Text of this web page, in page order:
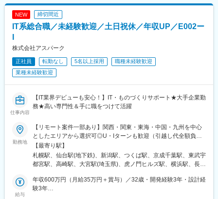
宮駅、三条駅(京都府)、五条駅(京都市営)、蒲生四丁目駅、なにわ
橋駅、溜池山王駅、大森海岸駅
府)、赤坂駅(東京都)、大宮駅(埼玉県)、長津田駅、相模大野駅、四
ツ谷駅、大森駅(東京都)、武蔵小杉駅、東池袋駅、櫛田神社前駅、
祇園駅(福岡県)、丸の内駅(愛知県)、東別院駅、大阪阿部野橋駅、
四ツ橋駅、大阪難波駅、高津駅(神奈川県)、青井駅、西早稲田駅、
館駅前駅、津軽五所川原駅、あおば通駅、曽根田駅、工機前駅、
宇都宮駅東口駅、今市駅、中央前橋駅、西桐生駅、北朝霞駅、池
ノ上駅、蓮沼駅、西葛西駅、牛田駅(東京都)、板橋区役所前駅、京
王八王子駅、北品川駅、赤羽岩淵駅、新宿駅(東京メトロ)、不動前
京成千葉駅、北習志野駅、野田市駅、京成成田駅、仲ノ町駅、逸
見駅、新高島駅、京急川崎駅、北茅ケ崎駅、和田塚駅、入谷駅(神
沢駅、新浜松駅、新静岡駅、新豊橋駅、近鉄名古屋駅、尾張一宮
駅、名鉄岐阜駅、名電各務原駅、新可児駅、ＪＲ河内永和駅、大
阪梅田駅(阪急線)、九条駅(京都府)、田中口駅、山陽姫路駅、西宮
駅、山陽明石駅、ハーバーランド駅、宝塚南口駅、新伊丹駅、芦
屋川駅、上栄町駅、倉敷駅、岡山駅前駅、西鉄福岡駅、鹿児島駅
筋本町駅、宮之阪駅、三ノ宮駅、ハーブ園山麓駅、塚口駅(阪急
線)、摂津本山駅、山科駅、祇園四条駅、四条駅(京都市営)、桜坂
県)、丸の内駅(愛知県)、戸部駅、鶴見小野駅、三ツ沢下町駅、山
手駅、井土ケ谷駅、上永谷駅、和田町駅、鶴ケ峰駅、戸塚駅、赤
羽駅、峰駅、陸前落合駅、センター南駅、北四番丁駅、稲永駅、
み野駅、小俣駅(栃木県)、新前橋駅、群馬藤岡駅、本庄駅、垂井
駅、松江駅、伊賀屋駅、弥生が丘駅、宮崎駅、南鹿児島駅、さっ
ぽろ駅、青葉通一番町駅、千葉駅、虎ノ門駅、神奈川駅、市役所
神戸三宮駅(阪神)、姫路駅、岡山駅前駅、胡町駅、高松築港駅、天
神南駅、辛島町駅、南公園駅、湊川駅、小路駅、常盤駅(岡山県)、
(地下鉄)、六本木一丁目駅、ＪＲ難波駅、観月橋駅、海老江駅、中
之島駅、なにわ橋駅、甘木駅(甘木鉄道線)、住之江公園駅、上前津
駅、久屋大通駅、平沼橋駅、国道駅、蒔田駅、赤羽岩淵駅、セン
ター北駅、勾当台公園駅、本笠寺駅、自由ケ丘駅(愛知県)、出島
駅、北１２条駅、あおば通駅、新千葉駅、神谷町駅、新高島駅、
日吉町駅、新浜松駅、名鉄名古屋駅、梅田駅(地下鉄)、富山駅、京
都河原町駅、三ノ宮駅、西川緑道公園駅、銀山町駅、西鉄福岡
駅、西辛島町駅、市民広場駅、三滝駅、舟入本町駅、花田口駅、
麻布十番駅、大国町駅、桃山御陵前駅、野田駅(阪神線)、肥後橋
NEW 締切間近
IT系総合職／未経験歓迎／土日祝休／年収UP／E002ー
株式会社アスパーク
正社員 転勤なし 5名以上採用
職種未経験歓迎
業種未経験歓迎
仕事内容
【IT業界デビューも安心！】IT・ものづくりサポート★大手企業勤
務★高い専門性＆手に職をつけて活躍
勤務地
【リモート案件一部あり】関西・関東・東海・中国・九州を中心
としたエリアから選択可◎U・Iターンも歓迎（引越し代全額負担
など制度も完備！）◎プロジェクトにより、一部完全在宅／フル
リモート業務もあります。■関西エリア（大阪、京都、兵庫、奈
良、和歌山、滋賀）■関東エリア（東京、神奈川、千葉、埼玉、栃
エリア（広島、岡山、松山など）■九州エリア（福岡、熊本など）
のプロジェクト先◎転居を伴う転勤は、基本的には本人が希望す
【最寄り駅】
札幌駅、仙台駅(地下鉄)、新潟駅、つくば駅、京成千葉駅、東武宇
都宮駅、高崎駅、大宮駅(埼玉県)、虎ノ門ヒルズ駅、横浜駅、長野
線)、インテック本社前駅、烏丸駅、三宮駅(神戸新交通)、山陽姫
路駅、岡山駅、八丁堀駅(広島県)、高松駅(香川県)、天神駅、花畑
給与
年収600万円（月給35万円＋賞与）／32歳・開発経験3年・設計経
験3年